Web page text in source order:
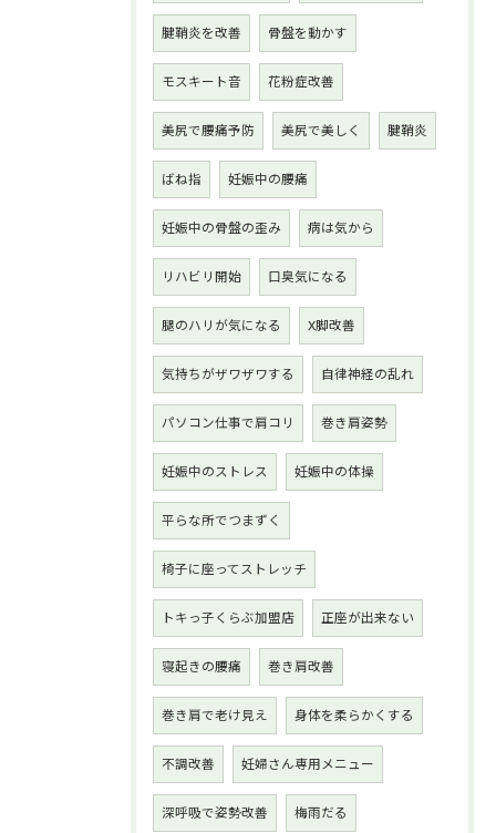
腱鞘炎を改善 骨盤を動かす
モスキート音 花粉症改善
美尻で腰痛予防 美尻で美しく 腱鞘炎
ばね指 妊娠中の腰痛
妊娠中の骨盤の歪み 病は気から
リハビリ開始 口臭気になる
腿のハリが気になる X脚改善
気持ちがザワザワする 自律神経の乱れ
パソコン仕事で肩コリ 巻き肩姿勢
妊娠中のストレス 妊娠中の体操
平らな所でつまずく
椅子に座ってストレッチ
トキっ子くらぶ加盟店 正座が出来ない
寝起きの腰痛 巻き肩改善
巻き肩で老け見え 身体を柔らかくする
不調改善 妊婦さん専用メニュー
深呼吸で姿勢改善 梅雨だる